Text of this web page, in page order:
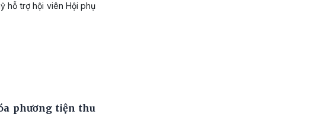
hỗ trợ hội viên Hội phụ
phương tiện thu